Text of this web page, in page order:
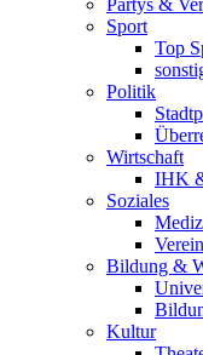
Partys &
Sport
Top
Politik
Wirtschaft
IHK
Soziales
Bildung &
Kultur